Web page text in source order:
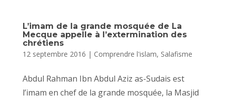
L’imam de la grande mosquée de La
Mecque appelle à l’extermination des
chrétiens
12 septembre 2016 | Comprendre l'islam, Salafisme
Abdul Rahman Ibn Abdul Aziz as-Sudais est
l’imam en chef de la grande mosquée, la Masjid